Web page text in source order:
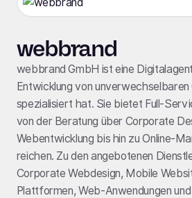
webbrand
webbrand GmbH ist eine
Entwicklung von
spezialisiert hat. Sie bietet Full-
von der Beratung über Corporate
Webentwicklung bis hin zu Online-
reichen. Zu den angebotenen
Corporate Webdesign, Mobile
Plattformen, Web-Anwendungen